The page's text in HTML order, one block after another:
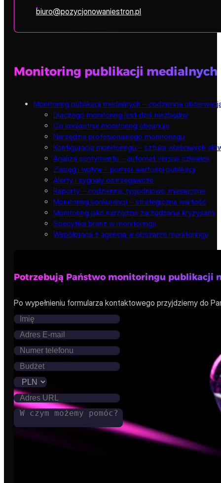
biuro@pozycjonowaniestron.pl
Monitoring publikacji medialnych
Monitoring publikacji medialnych – codzienna
Dlaczego monitoring jest dziś niezbędny
Co konkretnie monitoring obejmuje
Narzędzia profesjonalnego monitoringu
Konfiguracja monitoringu – sztuka właściwych
Analiza sentymentu – automat versus człowiek
Zasięg i wpływ – pomiar wartości publikacji
Alerty i sygnały ostrzegawcze
Raporty – codzienne, tygodniowe, miesięczne
Monitoring konkurencji – strategiczna wartość
Monitoring jako narzędzie zarządzania kryzysami
Specyfika branż w monitoringu
Współpraca z agencją w obszarze monitoringu
Potrzebują Państwo monitoringu publikacji
Po wypełnieniu formularza kontaktowego przyjdziemy do